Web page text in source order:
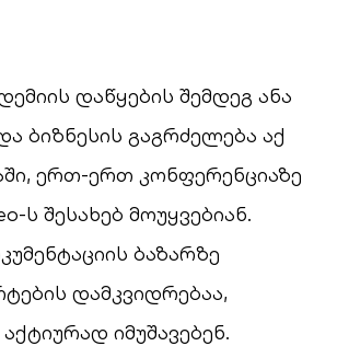
დაწყების შემდეგ ანა
ბიზნესის გაგრძელება აქ
ერთ-ერთ კონფერენციაზე
ს შესახებ მოუყვებიან.
ბაზარზე
დამკვიდრებაა,
იმუშავებენ.